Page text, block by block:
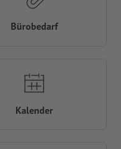
Bürobedarf
Kalender